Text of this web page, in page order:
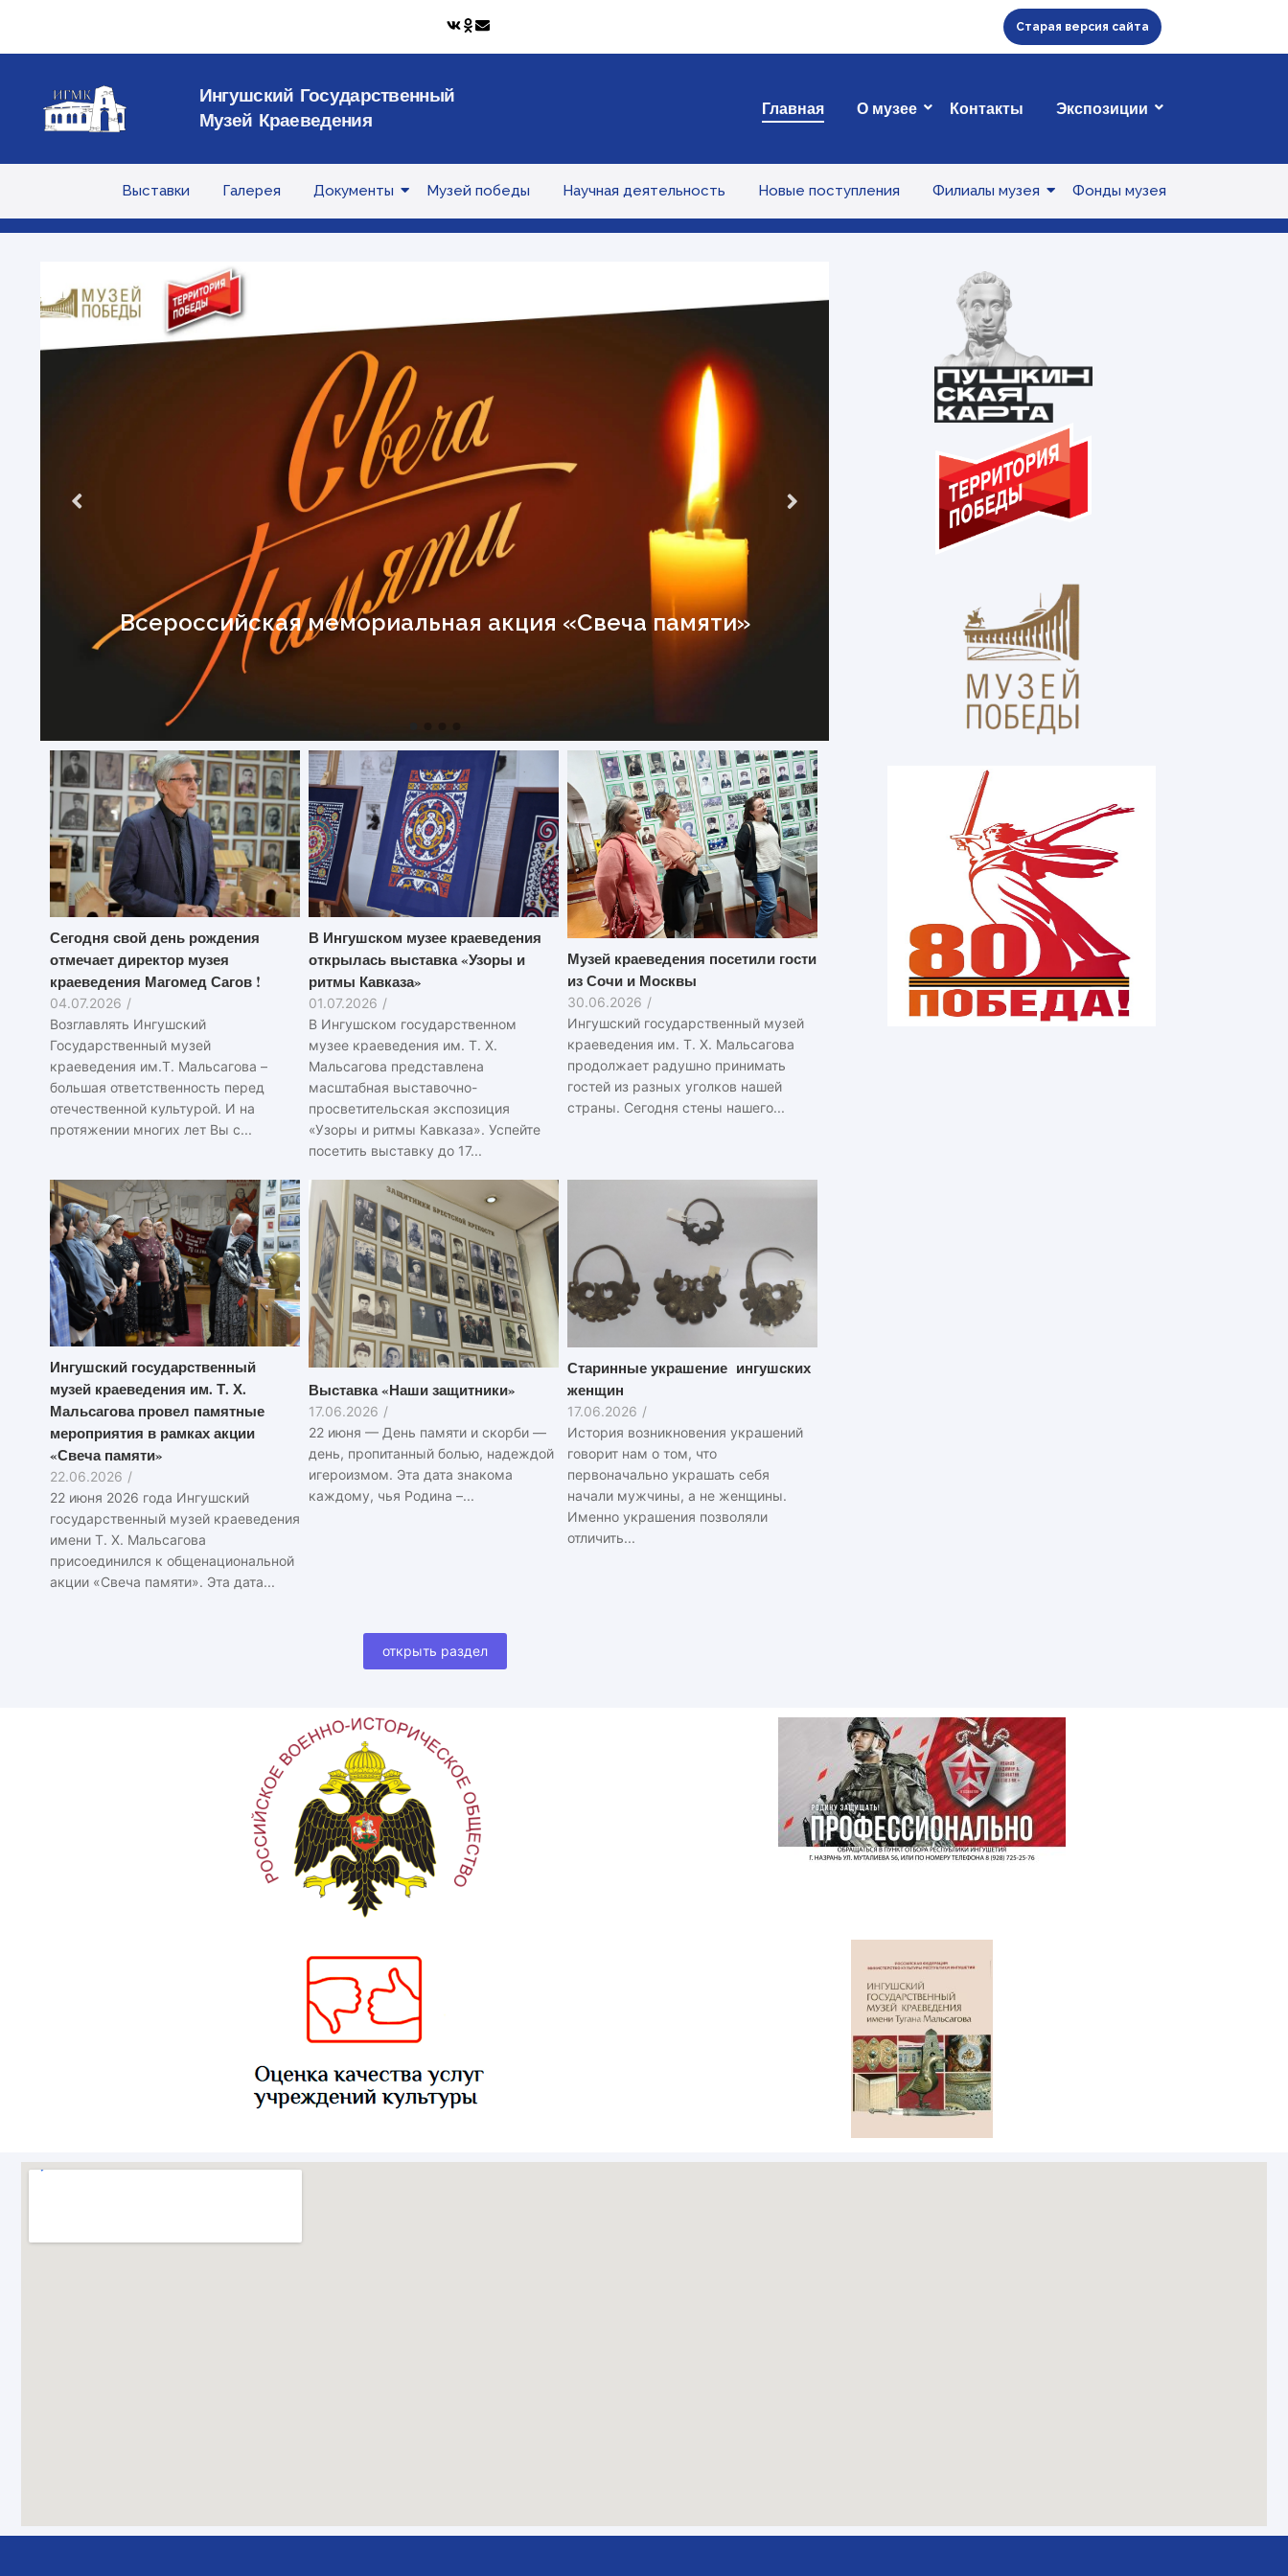
Старая версия сайта
Ингушский Государственный
Музей Краеведения
Главная О музее Контакты Экспозиции
Выставки Галерея Документы Музей победы Научная деятельность Новые поступления Филиалы музея Фонды музея
Всероссийская мемориальная акция «Свеча памяти»
В Ингушском государственном
Т. Х. Мальсагова
Сегодня свой день рождения
отмечает директор музея
краеведения Магомед Сагов !
04.07.2026 /
Возглавлять Ингушский
Государственный музей
краеведения им.Т. Мальсагова –
большая ответственность перед
отечественной культурой. И на
протяжении многих лет Вы с...
В Ингушском музее краеведения
открылась выставка «Узоры и
ритмы Кавказа»
01.07.2026 /
В Ингушском государственном
музее краеведения им. Т. Х.
Мальсагова представлена
масштабная выставочно-
просветительская экспозиция
«Узоры и ритмы Кавказа». Успейте
посетить выставку до 17...
Музей краеведения посетили гости
из Сочи и Москвы
30.06.2026 /
Ингушский государственный музей
краеведения им. Т. Х. Мальсагова
продолжает радушно принимать
гостей из разных уголков нашей
страны. Сегодня стены нашего...
Ингушский государственный
музей краеведения им. Т. Х.
Мальсагова провел памятные
мероприятия в рамках акции
«Свеча памяти»
22.06.2026 /
22 июня 2026 года Ингушский
государственный музей краеведения
имени Т. Х. Мальсагова
присоединился к общенациональной
акции «Свеча памяти». Эта дата...
Выставка «Наши защитники»
17.06.2026 /
22 июня — День памяти и скорби —
день, пропитанный болью, надеждой
игероизмом. Эта дата знакома
каждому, чья Родина –...
Старинные украшение ингушских
женщин
17.06.2026 /
История возникновения украшений
говорит нам о том, что
первоначально украшать себя
начали мужчины, а не женщины.
Именно украшения позволяли
отличить...
открыть раздел